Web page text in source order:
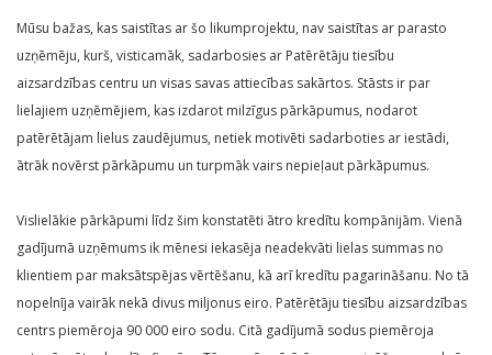
Mūsu bažas, kas saistītas ar šo likumprojektu, nav saistītas ar parasto
uzņēmēju, kurš, visticamāk, sadarbosies ar Patērētāju tiesību
aizsardzības centru un visas savas attiecības sakārtos. Stāsts ir par
lielajiem uzņēmējiem, kas izdarot milzīgus pārkāpumus, nodarot
patērētājam lielus zaudējumus, netiek motivēti sadarboties ar iestādi,
ātrāk novērst pārkāpumu un turpmāk vairs nepieļaut pārkāpumus.
Vislielākie pārkāpumi līdz šim konstatēti ātro kredītu kompānijām. Vienā
gadījumā uzņēmums ik mēnesi iekasēja neadekvāti lielas summas no
klientiem par maksātspējas vērtēšanu, kā arī kredītu pagarināšanu. No tā
nopelnīja vairāk nekā divus miljonus eiro. Patērētāju tiesību aizsardzības
centrs piemēroja 90 000 eiro sodu. Citā gadījumā sodus piemēroja